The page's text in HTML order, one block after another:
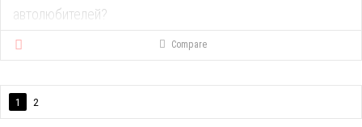
автолюбителей?
Compare
1 2